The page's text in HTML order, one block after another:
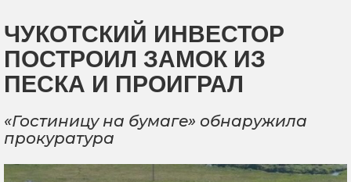
ЧУКОТСКИЙ ИНВЕСТОР
ПОСТРОИЛ ЗАМОК ИЗ
ПЕСКА И ПРОИГРАЛ
«Гостиницу на бумаге» обнаружила
прокуратура